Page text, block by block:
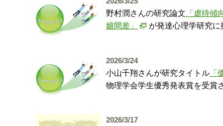
野村潤さんの研究論文 「虐待
娘間差」
が発達心理学研究
2026/3/24
小山千翔さんが研究タイトル
物理学会学生優秀発表賞を受賞
2026/3/17